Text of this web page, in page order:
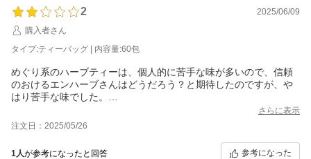
2
2025/06/09
購入者さん
タイプ:ティーバッグ | 内容量:60包
めぐり系のハーブティーは、個人的に苦手な味が多いので、信頼
のおけるエンハーブさんはどうだろう？と期待したのですが、や
はり苦手な味でした。
本気の巡り系ハーブティー、共通するマズイハーブが入っている
グレフル美巡茶とか、感動するくらい美味しいのに(泣)
さらに表示
注文日：2025/05/26
1人が参考になったと回答 参考になった